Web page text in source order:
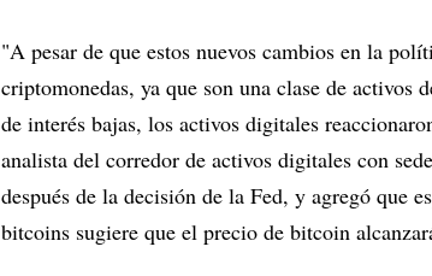
"A pesar de que estos nuevos cambios en la
criptomonedas, ya que son una clase de activos
de interés bajas, los activos digitales
analista del corredor de activos digitales con
después de la decisión de la Fed, y agregó que
bitcoins sugiere que el precio de bitcoin